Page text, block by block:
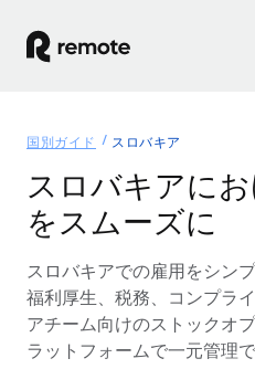
グローバル雇用
グローバル給与処理
コンプライアンス対応の給与
Employer of Record（
グローバル展開をコストをか
ソリューション
各国の制度に対応
国別ガイド
/国別のグローバル雇用支援を
リソース
ツールと計算ツール
価格
国別ガイド スロバキア
スロバキアに
をスムーズに
スロバキアでの雇用をシン
福利厚生、税務、コンプラ
アチーム向けのストックオ
ラットフォームで一元管理で